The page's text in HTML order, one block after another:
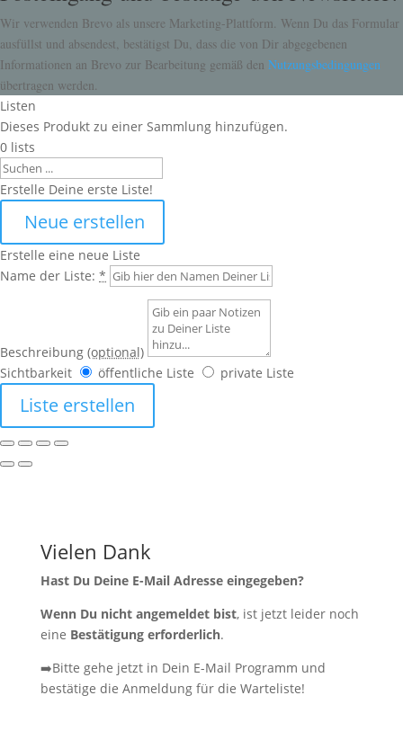
Wir verwenden Brevo als unsere Marketing-Plattform. Wenn Du das Formular
ausfüllst und absendest, bestätigst Du, dass die von Dir abgegebenen
Informationen an Brevo zur Bearbeitung gemäß den Nutzungsbedingungen
übertragen werden.
Listen
Dieses Produkt zu einer Sammlung hinzufügen.
0 lists
Search
Erstelle Deine erste Liste!
Neue erstellen
Erstelle eine neue Liste
Name der Liste: *
Beschreibung (optional)
Sichtbarkeit
öffentliche Liste private Liste
Liste erstellen
Vielen Dank
Hast Du Deine E-Mail Adresse eingegeben?
Wenn Du nicht angemeldet bist, ist jetzt leider noch
eine Bestätigung erforderlich.
➡️Bitte gehe jetzt in Dein E-Mail Programm und
bestätige die Anmeldung für die Warteliste!